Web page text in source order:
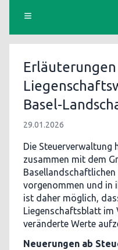
Erläuterungen
Basel-
29.01.2026
Die Steuerverwaltung
zusammen mit dem
Basellandschaftlichen
vorgenommen und in
ist daher möglich,
Liegenschaftsblatt im
veränderte Werte
Neuerungen ab